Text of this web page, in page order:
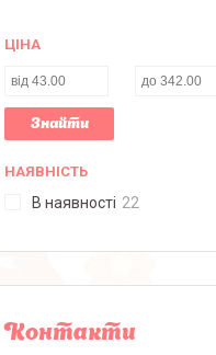
ЦІНА
Знайти
НАЯВНІСТЬ
В наявності 22
Контакти